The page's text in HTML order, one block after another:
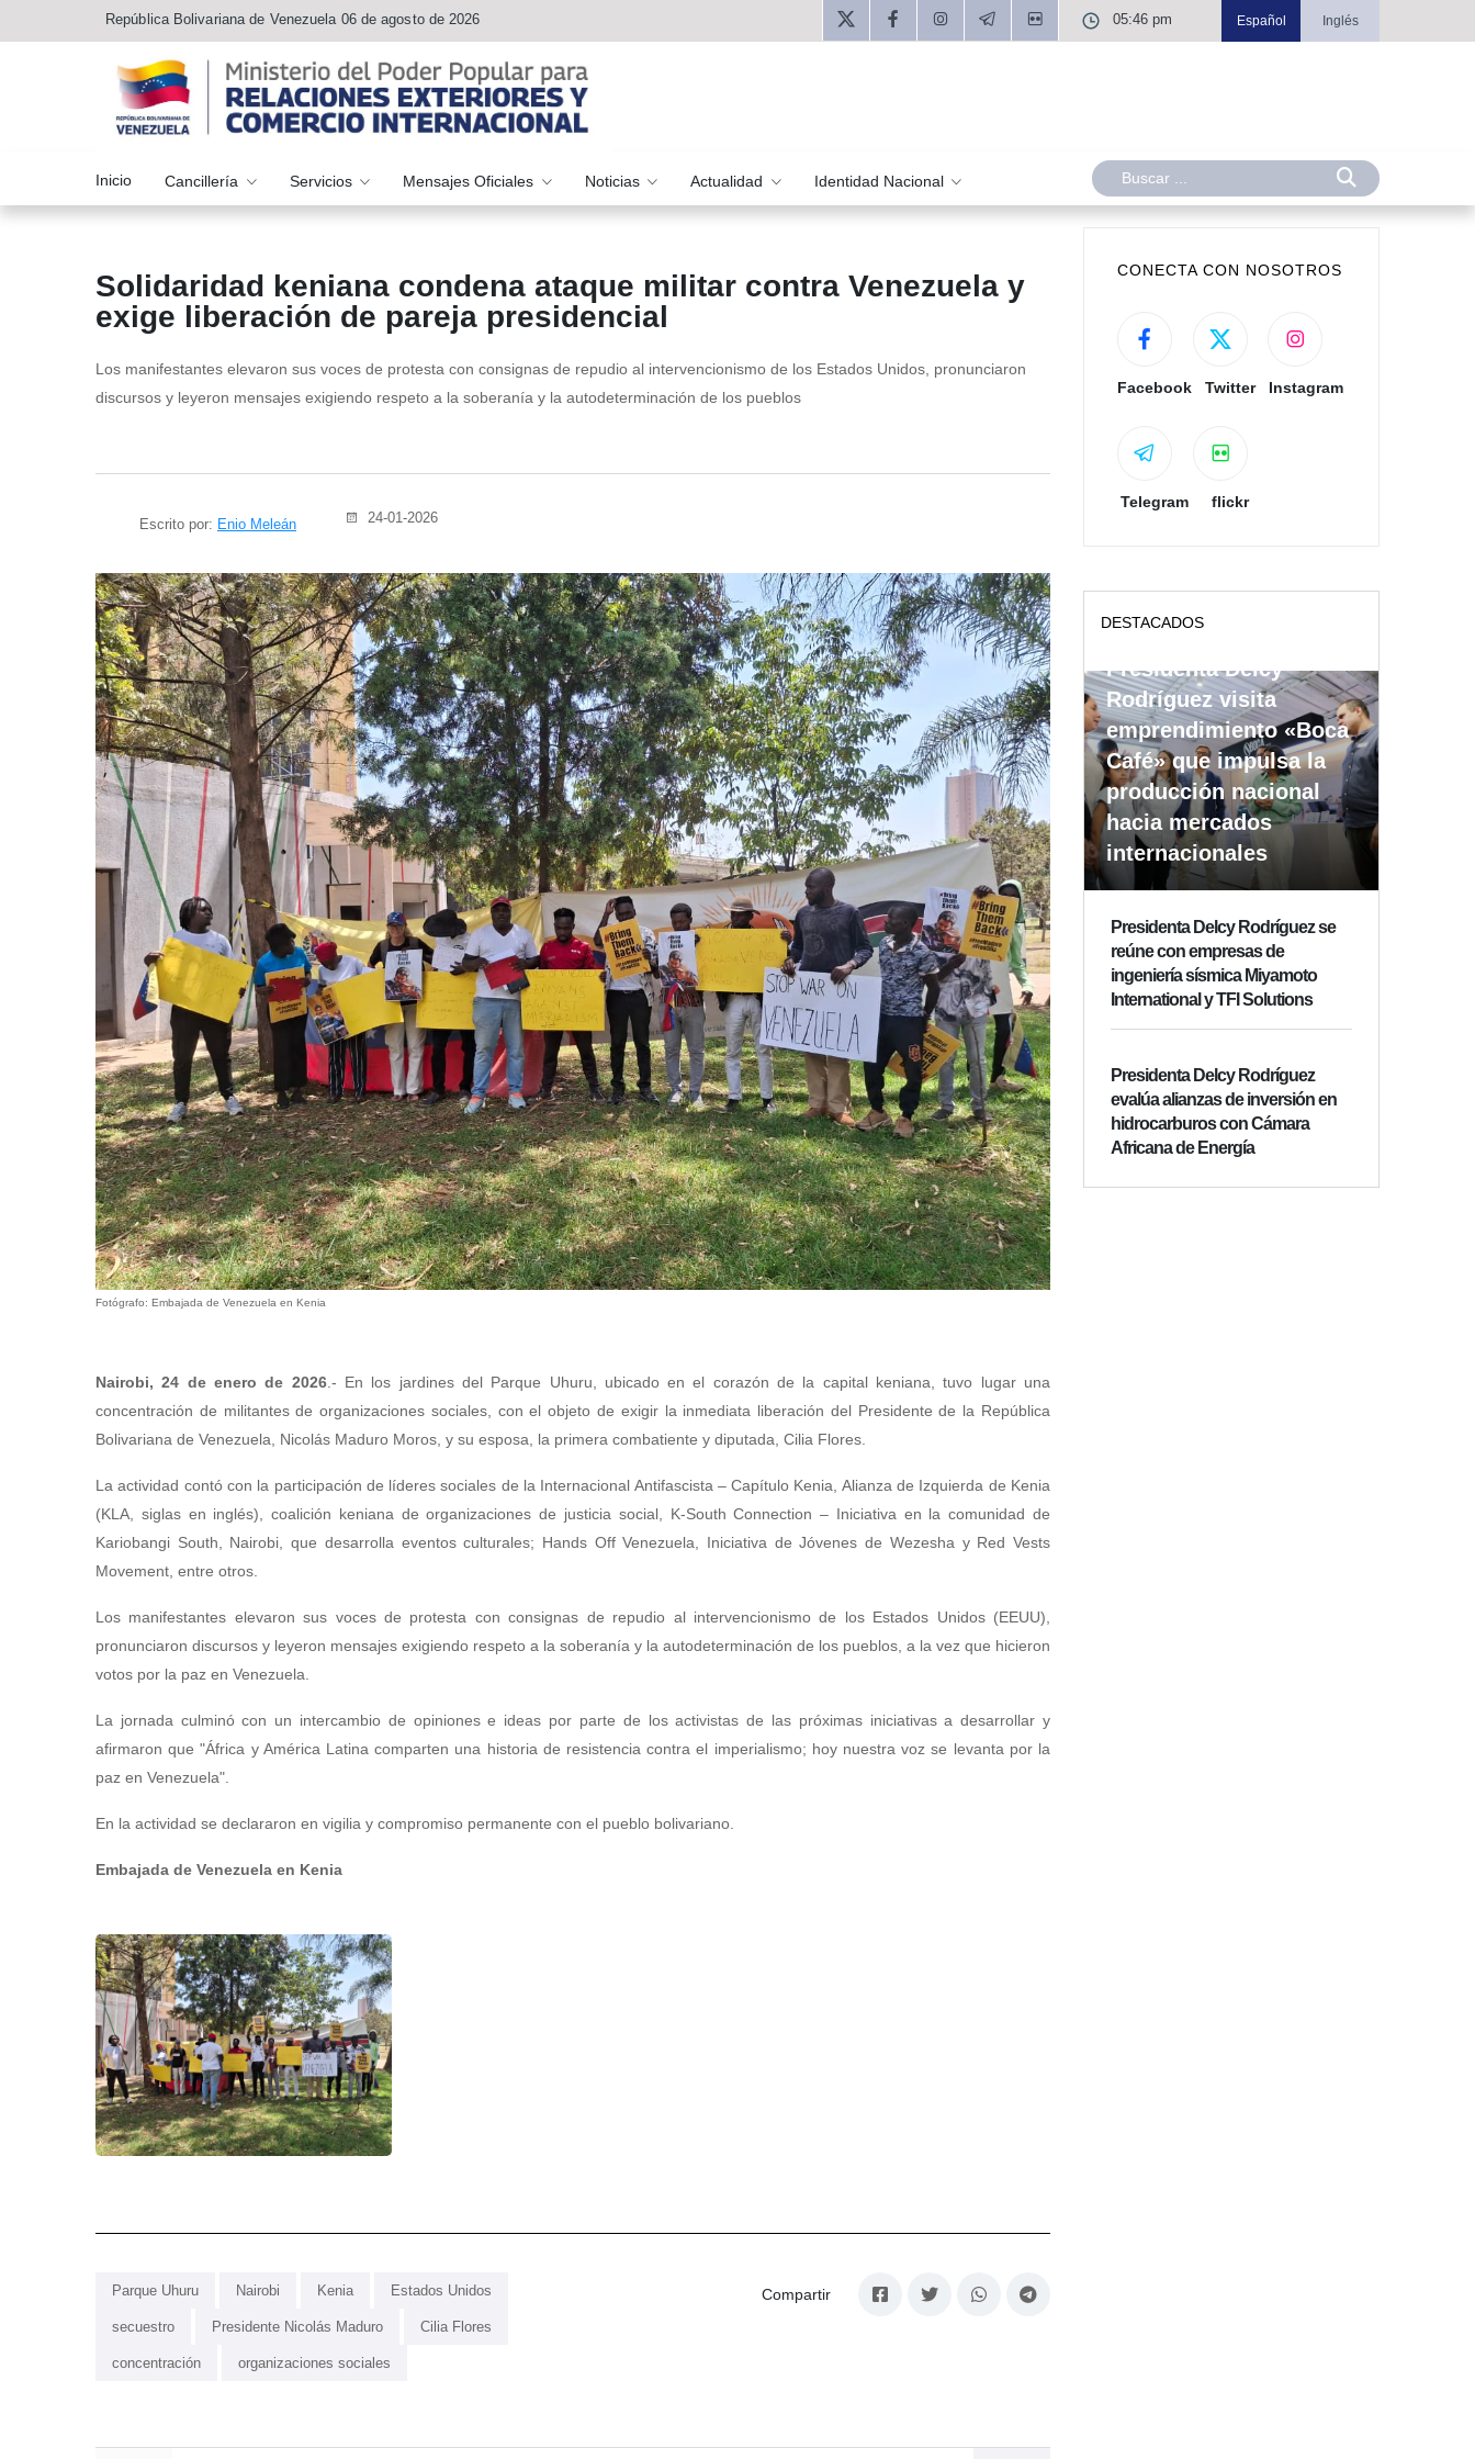
República Bolivariana de Venezuela 06 de agosto de 2026 05:46 pm Español Inglés
Inicio Cancillería Servicios Mensajes Oficiales Noticias Actualidad Identidad Nacional
Solidaridad keniana condena ataque militar contra Venezuela y
exige liberación de pareja presidencial
Los manifestantes elevaron sus voces de protesta con consignas de repudio al intervencionismo de los Estados Unidos, pronunciaron
discursos y leyeron mensajes exigiendo respeto a la soberanía y la autodeterminación de los pueblos
Escrito por: Enio Meleán 24-01-2026
Fotógrafo: Embajada de Venezuela en Kenia
Nairobi, 24 de enero de 2026.- En los jardines del Parque Uhuru, ubicado en el corazón de la capital keniana, tuvo lugar una
concentración de militantes de organizaciones sociales, con el objeto de exigir la inmediata liberación del Presidente de la República
Bolivariana de Venezuela, Nicolás Maduro Moros, y su esposa, la primera combatiente y diputada, Cilia Flores.
La actividad contó con la participación de líderes sociales de la Internacional Antifascista – Capítulo Kenia, Alianza de Izquierda de Kenia
(KLA, siglas en inglés), coalición keniana de organizaciones de justicia social, K-South Connection – Iniciativa en la comunidad de
Kariobangi South, Nairobi, que desarrolla eventos culturales; Hands Off Venezuela, Iniciativa de Jóvenes de Wezesha y Red Vests
Movement, entre otros.
Los manifestantes elevaron sus voces de protesta con consignas de repudio al intervencionismo de los Estados Unidos (EEUU),
pronunciaron discursos y leyeron mensajes exigiendo respeto a la soberanía y la autodeterminación de los pueblos, a la vez que hicieron
votos por la paz en Venezuela.
La jornada culminó con un intercambio de opiniones e ideas por parte de los activistas de las próximas iniciativas a desarrollar y
afirmaron que "África y América Latina comparten una historia de resistencia contra el imperialismo; hoy nuestra voz se levanta por la
paz en Venezuela".
En la actividad se declararon en vigilia y compromiso permanente con el pueblo bolivariano.
Embajada de Venezuela en Kenia
Parque Uhuru Nairobi Kenia Estados Unidos
secuestro Presidente Nicolás Maduro Cilia Flores
concentración organizaciones sociales
Compartir
CONECTA CON NOSOTROS
Facebook Twitter Instagram
Telegram flickr
DESTACADOS
Presidenta Delcy
Rodríguez visita
emprendimiento «Boca
Café» que impulsa la
producción nacional
hacia mercados
internacionales
Presidenta Delcy Rodríguez se
reúne con empresas de
ingeniería sísmica Miyamoto
International y TFI Solutions
Presidenta Delcy Rodríguez
evalúa alianzas de inversión en
hidrocarburos con Cámara
Africana de Energía